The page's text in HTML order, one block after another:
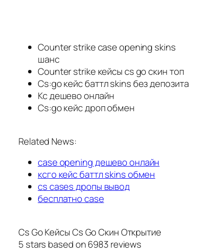
Counter strike case opening skins
шанс
Counter strike кейсы cs go скин топ
Cs:go кейс баттл skins без депозита
Кс дешево онлайн
Cs:go кейс дроп обмен
Related News:
case opening дешево онлайн
ксго кейс баттл skins обмен
cs cases дропы вывод
бесплатно case
Cs Go Кейсы Cs Go Скин Открытие
5 stars based on6983 reviews